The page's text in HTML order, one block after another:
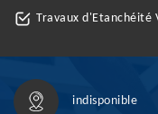
Travaux d'Etanchéité
indisponible